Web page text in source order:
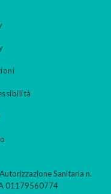
Sanitaria n.
01179560774